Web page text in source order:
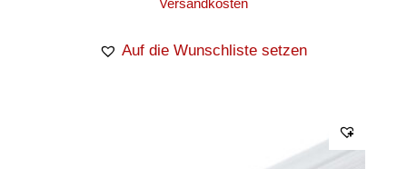
Auf die Wunschliste setzen